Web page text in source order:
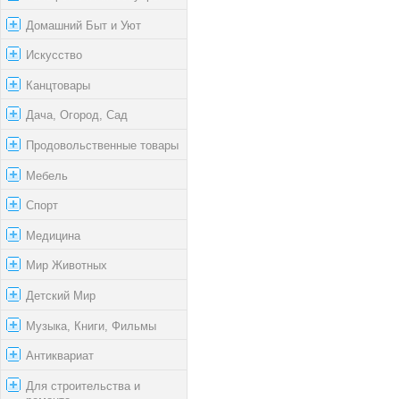
Домашний Быт и Уют
Искусство
Канцтовары
Дача, Огород, Сад
Продовольственные товары
Мебель
Спорт
Медицина
Мир Животных
Детский Мир
Музыка, Книги, Фильмы
Антиквариат
Для строительства и